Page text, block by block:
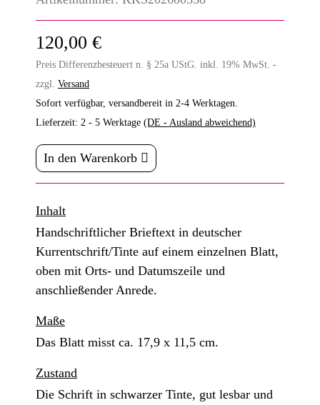
120,00 €
Preis Differenzbesteuert n. § 25a UStG. inkl. 19% MwSt. -
zzgl. Versand
Sofort verfügbar, versandbereit in 2-4 Werktagen.
Lieferzeit: 2 - 5 Werktage (DE - Ausland abweichend)
In den Warenkorb
Inhalt
Handschriftlicher Brieftext in deutscher
Kurrentschrift/Tinte auf einem einzelnen Blatt,
oben mit Orts- und Datumszeile und
anschließender Anrede.
Maße
Das Blatt misst ca. 17,9 x 11,5 cm.
Zustand
Die Schrift in schwarzer Tinte, gut lesbar und